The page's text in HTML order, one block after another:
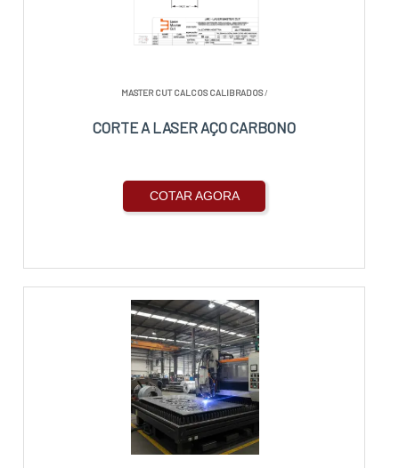
MASTER CUT CALCOS CALIBRADOS/
CORTE A LASER AÇO CARBONO
COTAR AGORA